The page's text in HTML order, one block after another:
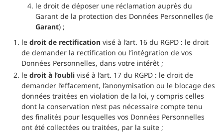
le droit de déposer une réclamation auprès du
Garant de la protection des Données Personnelles (le
Garant) ;
le droit de rectification visé à l’art. 16 du RGPD : le droit
de demander la rectification ou l’intégration de vos
Données Personnelles, dans votre intérêt ;
le droit à l’oubli visé à l’art. 17 du RGPD : le droit de
demander l’effacement, l’anonymisation ou le blocage des
données traitées en violation de la loi, y compris celles
dont la conservation n’est pas nécessaire compte tenu
des finalités pour lesquelles vos Données Personnelles
ont été collectées ou traitées, par la suite ;